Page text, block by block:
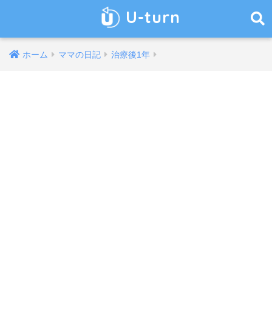
U-turn
ホーム ママの日記 治療後1年